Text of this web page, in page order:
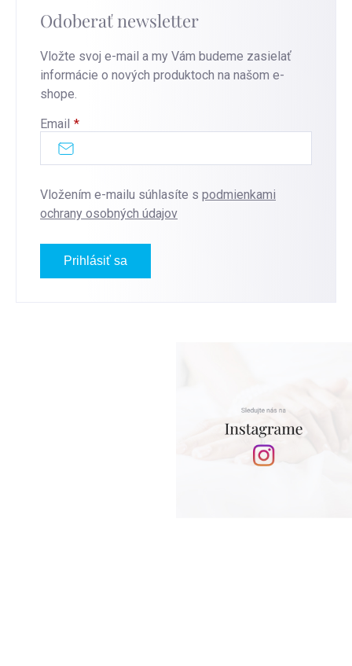
Odoberať newsletter
Vložte svoj e-mail a my Vám budeme zasielať
informácie o nových produktoch na našom e-
shope.
Email
Vložením e-mailu súhlasíte s podmienkami
ochrany osobných údajov
Prihlásiť sa